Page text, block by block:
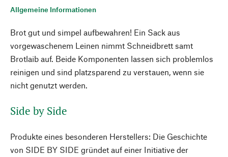
Allgemeine Informationen
Brot gut und simpel aufbewahren! Ein Sack aus
vorgewaschenem Leinen nimmt Schneidbrett samt
Brotlaib auf. Beide Komponenten lassen sich problemlos
reinigen und sind platzsparend zu verstauen, wenn sie
nicht genutzt werden.
Side by Side
Produkte eines besonderen Herstellers: Die Geschichte
von SIDE BY SIDE gründet auf einer Initiative der